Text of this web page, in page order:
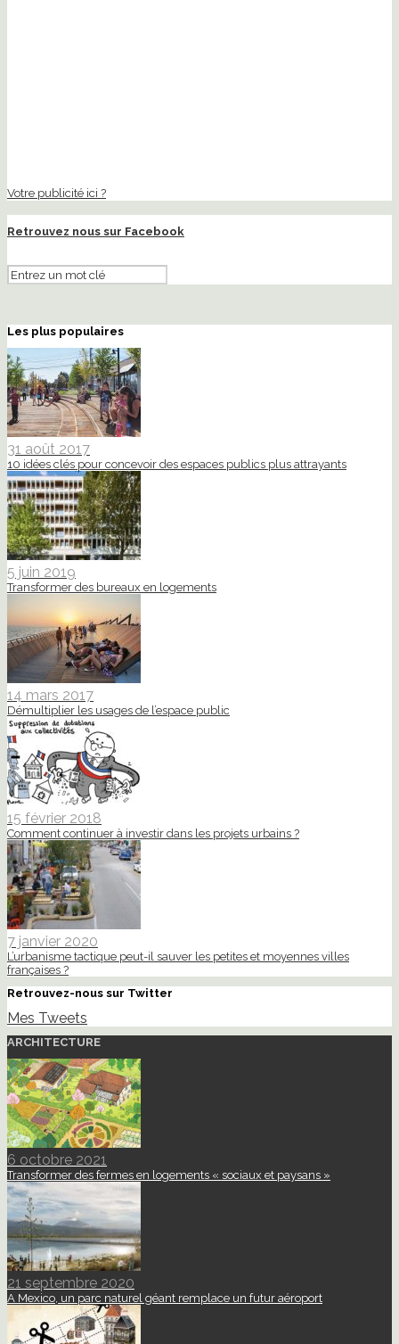
Votre publicité ici ?
Retrouvez nous sur Facebook
Les plus populaires
31 août 2017
10 idées clés pour concevoir des espaces publics plus attrayants
5 juin 2019
Transformer des bureaux en logements
14 mars 2017
Démultiplier les usages de l’espace public
15 février 2018
Comment continuer à investir dans les projets urbains ?
7 janvier 2020
L’urbanisme tactique peut-il sauver les petites et moyennes villes
françaises ?
Retrouvez-nous sur Twitter
Mes Tweets
ARCHITECTURE
6 octobre 2021
Transformer des fermes en logements « sociaux et paysans »
21 septembre 2020
A Mexico, un parc naturel géant remplace un futur aéroport